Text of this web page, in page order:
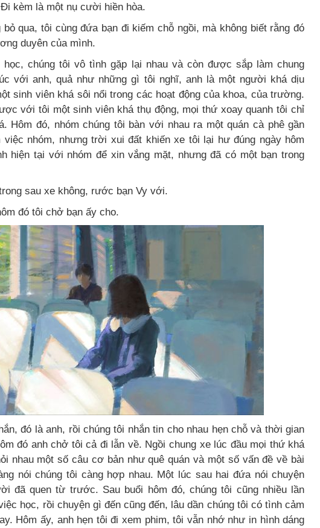
kèm là một nụ cười hiền hòa.
qua, tôi cùng đứa bạn đi kiếm chỗ ngồi, mà không biết rằng đó
duyên của mình.
chúng tôi vô tình gặp lại nhau và còn được sắp làm chung
với anh, quả như những gì tôi nghĩ, anh là một người khá dịu
sinh viên khá sôi nổi trong các hoạt động của khoa, của trường.
với tôi một sinh viên khá thụ động, mọi thứ xoay quanh tôi chỉ
Hôm đó, nhóm chúng tôi bàn với nhau ra một quán cà phê gần
việc nhóm, nhưng trời xui đất khiến xe tôi lại hư đúng ngày hôm
hiện tại với nhóm để xin vắng mặt, nhưng đã có một bạn trong
sau xe không, rước bạn Vy với.
đó tôi chở bạn ấy cho.
đó là anh, rồi chúng tôi nhắn tin cho nhau hẹn chỗ và thời gian
đó anh chở tôi cả đi lẫn về. Ngồi chung xe lúc đầu mọi thứ khá
nhau một số câu cơ bản như quê quán và một số vấn đề về bài
nói chúng tôi càng hợp nhau. Một lúc sau hai đứa nói chuyện
đã quen từ trước. Sau buổi hôm đó, chúng tôi cũng nhiều lần
học, rồi chuyện gì đến cũng đến, lâu dần chúng tôi có tình cảm
Hôm ấy, anh hẹn tôi đi xem phim, tôi vẫn nhớ như in hình dáng